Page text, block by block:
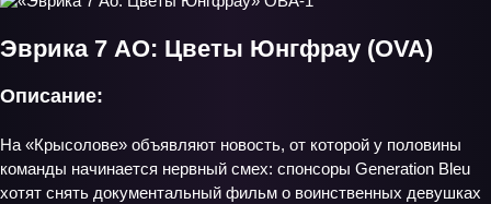
Эврика 7 AO: Цветы Юнгфрау (OVA)
Описание:
На «Крысолове» объявляют новость, от которой у половины
команды начинается нервный смех: спонсоры Generation Bleu
хотят снять документальный фильм о воинственных девушках